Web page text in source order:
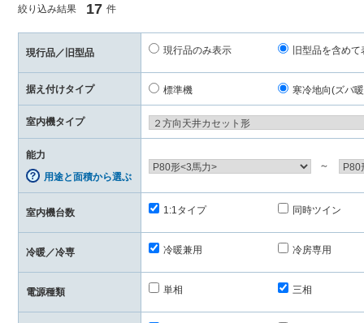
絞り込み結果
17 件
現行品／旧型品 現行品のみ表示 旧型品を含めて
据え付けタイプ 標準機 寒冷地向(ズバ
室内機タイプ
能力
用途と面積から選ぶ
～
室内機台数 1:1タイプ 同時ツイン
冷暖／冷専 冷暖兼用 冷房専用
電源種類 単相 三相